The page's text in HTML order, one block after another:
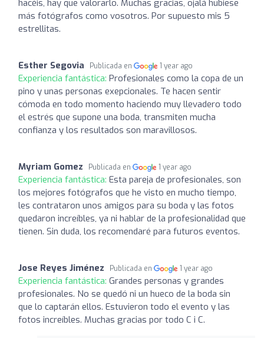
hacéis, hay que valorarlo. Muchas gracias, ojalá hubiese
más fotógrafos como vosotros. Por supuesto mis 5
estrellitas.
Esther Segovia Publicada en 1 year ago
Experiencia fantástica: Profesionales como la copa de un
pino y unas personas exepcionales. Te hacen sentir
cómoda en todo momento haciendo muy llevadero todo
el estrés que supone una boda, transmiten mucha
confianza y los resultados son maravillosos.
Myriam Gomez Publicada en 1 year ago
Experiencia fantástica: Esta pareja de profesionales, son
los mejores fotógrafos que he visto en mucho tiempo,
les contrataron unos amigos para su boda y las fotos
quedaron increíbles, ya ni hablar de la profesionalidad que
tienen. Sin duda, los recomendaré para futuros eventos.
Jose Reyes Jiménez Publicada en 1 year ago
Experiencia fantástica: Grandes personas y grandes
profesionales. No se quedó ni un hueco de la boda sin
que lo captarán ellos. Estuvieron todo el evento y las
fotos increíbles. Muchas gracias por todo C i C.